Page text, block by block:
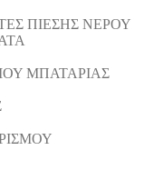
ΠΙΕΣΗΣ ΝΕΡΟΥ
ΜΠΑΤΑΡΙΑΣ